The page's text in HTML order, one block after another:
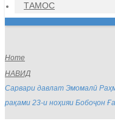
ТАМОС
Home
НАВИД
Сарвари давлат Эмомалӣ
рақами 23-и ноҳияи Бобоҷон